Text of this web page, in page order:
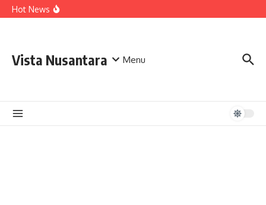
Lewati ke konten
Hot News
Vista Nusantara Menu